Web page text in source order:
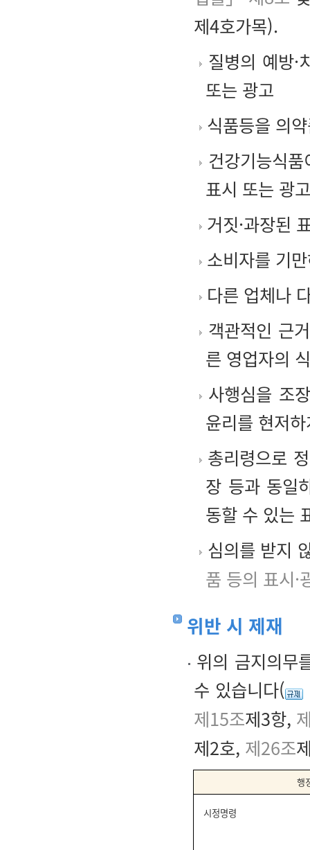
제4호가목).
질병의 예방
또는 광고
식품등을 의
건강기능식
표시 또는 광고
거짓·과장된
소비자를 기
다른 업체나
객관적인 근
른 영업자의
사행심을 조
윤리를 현저
총리령으로
장 등과 동일
동할 수 있는
심의를 받지
품 등의 표시
위반 시 제재
위의 금지의무
수 있습니다(
제15조제3항,
제2호, 제26조
행
시정명령